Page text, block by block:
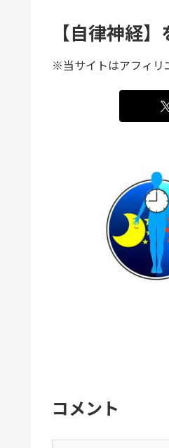
【自律神経
※当サイトはアフィリ
コメント